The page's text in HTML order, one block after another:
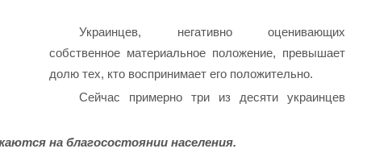
Украинцев, негативно оценивающих
собственное материальное положение, превышает
долю тех, кто воспринимает его положительно.
Сейчас примерно три из десяти украинцев
на благосостоянии населения.